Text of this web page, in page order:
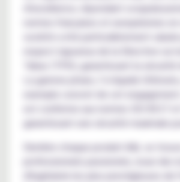
d'excellence, répondant
normes françaises et européennes en
respect rigoureux de la Directive sur
Tabac (TPD), garantissant la sécurité
La gamme phare, l’e-liquide Ultimate,
exemple concret de cet
garantissant une sécurité maximale
Derrière chaque produit A&L se
d'ingénierie les plus prestigieuses de